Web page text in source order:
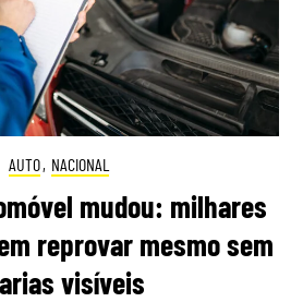
AUTO, NACIONAL
mudou: milhares
reprovar mesmo sem
visíveis